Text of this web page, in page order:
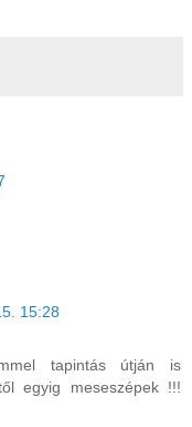
15:28
tapintás útján is
egyig meseszépek !!!